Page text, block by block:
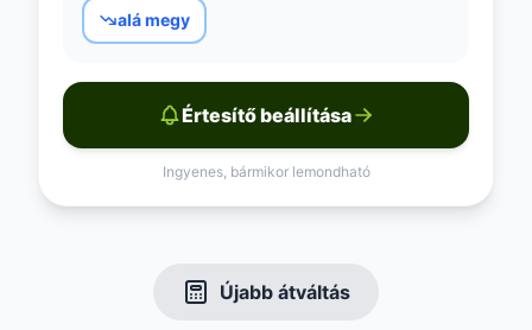
alá megy
Értesítő beállítása
Ingyenes, bármikor lemondható
Újabb átváltás